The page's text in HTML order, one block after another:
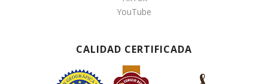
YouTube
CALIDAD CERTIFICADA